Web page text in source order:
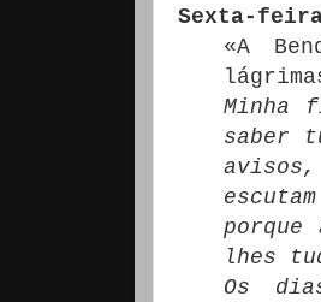
Sexta-
«A
Minha
saber
lhes
Os